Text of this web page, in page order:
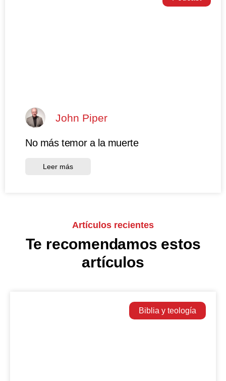
John Piper
No más temor a la muerte
Leer más
Artículos recientes
Te recomendamos estos
artículos
Biblia y teología